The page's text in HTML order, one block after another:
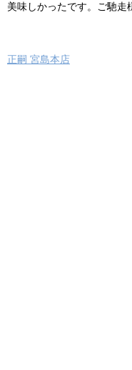
美味しかったです。ご馳走
正嗣 宮島本店